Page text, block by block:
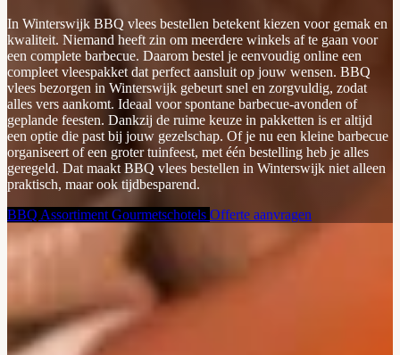
In Winterswijk BBQ vlees bestellen betekent kiezen voor gemak en
kwaliteit. Niemand heeft zin om meerdere winkels af te gaan voor
een complete barbecue. Daarom bestel je eenvoudig online een
compleet vleespakket dat perfect aansluit op jouw wensen. BBQ
vlees bezorgen in Winterswijk gebeurt snel en zorgvuldig, zodat
alles vers aankomt. Ideaal voor spontane barbecue-avonden of
geplande feesten. Dankzij de ruime keuze in pakketten is er altijd
een optie die past bij jouw gezelschap. Of je nu een kleine barbecue
organiseert of een groter tuinfeest, met één bestelling heb je alles
geregeld. Dat maakt BBQ vlees bestellen in Winterswijk niet alleen
praktisch, maar ook tijdbesparend.
BBQ Assortiment Gourmetschotels Offerte aanvragen